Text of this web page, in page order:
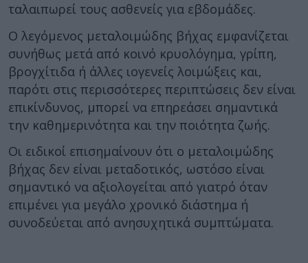
ταλαιπωρεί τους ασθενείς για εβδομάδες.
Ο λεγόμενος μεταλοιμώδης βήχας εμφανίζεται
συνήθως μετά από κοινό κρυολόγημα, γρίπη,
βρογχίτιδα ή άλλες ιογενείς λοιμώξεις και,
παρότι στις περισσότερες περιπτώσεις δεν είναι
επικίνδυνος, μπορεί να επηρεάσει σημαντικά
την καθημερινότητα και την ποιότητα ζωής.
Οι ειδικοί επισημαίνουν ότι ο μεταλοιμώδης
βήχας δεν είναι μεταδοτικός, ωστόσο είναι
σημαντικό να αξιολογείται από γιατρό όταν
επιμένει για μεγάλο χρονικό διάστημα ή
συνοδεύεται από ανησυχητικά συμπτώματα.